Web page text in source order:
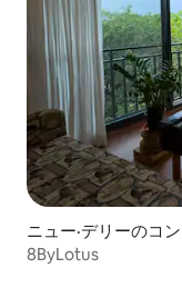
ニュー·デリーのコ
8ByLotus